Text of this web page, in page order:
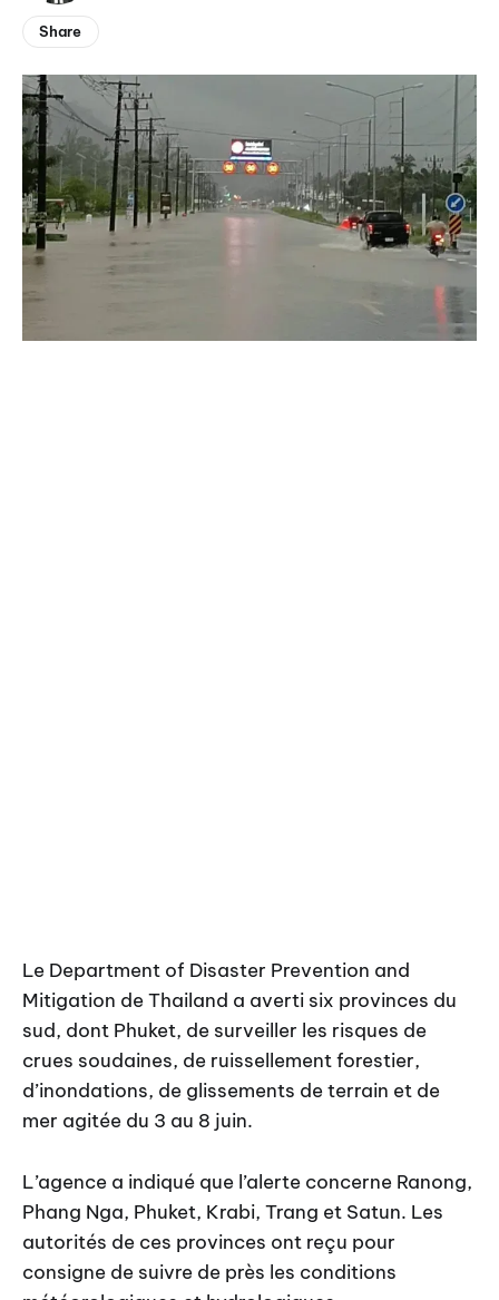
Share
Le Department of Disaster Prevention and
Mitigation de Thailand a averti six provinces du
sud, dont Phuket, de surveiller les risques de
crues soudaines, de ruissellement forestier,
d’inondations, de glissements de terrain et de
mer agitée du 3 au 8 juin.
L’agence a indiqué que l’alerte concerne Ranong,
Phang Nga, Phuket, Krabi, Trang et Satun. Les
autorités de ces provinces ont reçu pour
consigne de suivre de près les conditions